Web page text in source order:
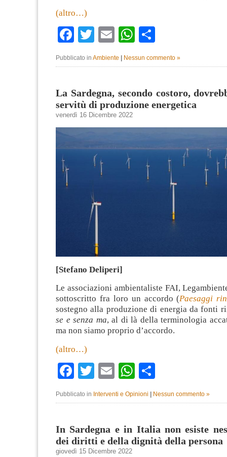
(altro…)
Facebook
TwitterEmailWhatsApp
Pubblicato in Ambiente | Nessun commento »
La Sardegna, secondo costoro,
servitù di produzione energetica
venerdì 16 Dicembre 2022
[Stefano Deliperi]
Le associazioni ambientaliste FAI,
sottoscritto fra loro un accordo (Paesaggi
sostegno alla produzione di energia da fonti
se e senza ma, al di là della terminologia
ma non siamo proprio d’accordo.
(altro…)
Facebook
TwitterEmailWhatsApp
Pubblicato in Interventi e Opinioni Nessun commento »
In Sardegna e in Italia non esiste
dei diritti e della dignità della persona
giovedì 15 Dicembre 2022